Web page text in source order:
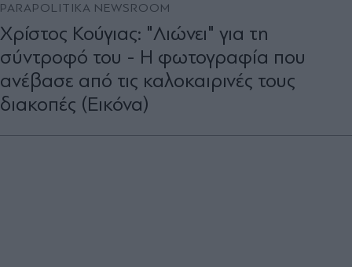
PARAPOLITIKA NEWSROOM
Χρίστος Κούγιας: "Λιώνει" για τη
σύντροφό του - Η φωτογραφία που
ανέβασε από τις καλοκαιρινές τους
διακοπές (Εικόνα)